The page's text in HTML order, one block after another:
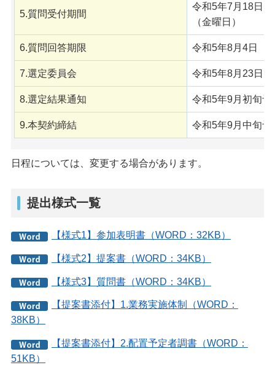
5.質問受付期間
令和5年7月18日
（金曜日）
6.質問回答期限 令和5年8月4日（
7.選定委員会 令和5年8月23日
8.選定結果通知 令和5年9月初旬予
9.本契約締結 令和5年9月中旬予
日程については、変更する場合があります。
提出様式一覧
【様式1】参加表明書（WORD：32KB）
【様式2】提案書（WORD：34KB）
【様式3】質問書（WORD：34KB）
【提案書添付】1.業務実施体制（WORD：
38KB）
【提案書添付】2.配置予定者調書（WORD：
51KB）